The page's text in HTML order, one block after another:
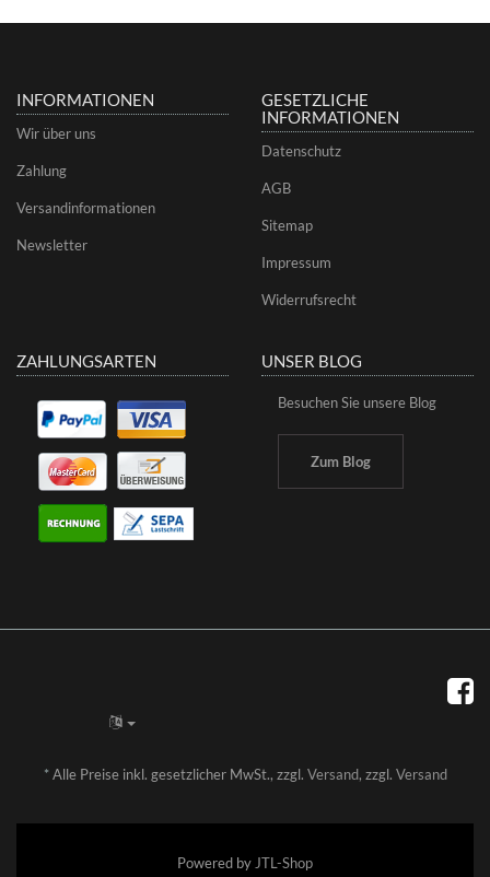
INFORMATIONEN
Wir über uns
Zahlung
Versandinformationen
Newsletter
GESETZLICHE
INFORMATIONEN
Datenschutz
AGB
Sitemap
Impressum
Widerrufsrecht
ZAHLUNGSARTEN UNSER BLOG
Besuchen Sie unsere Blog
Zum Blog
*Alle Preise inkl. gesetzlicher MwSt., zzgl. Versand, zzgl. Versand
Powered by JTL-Shop